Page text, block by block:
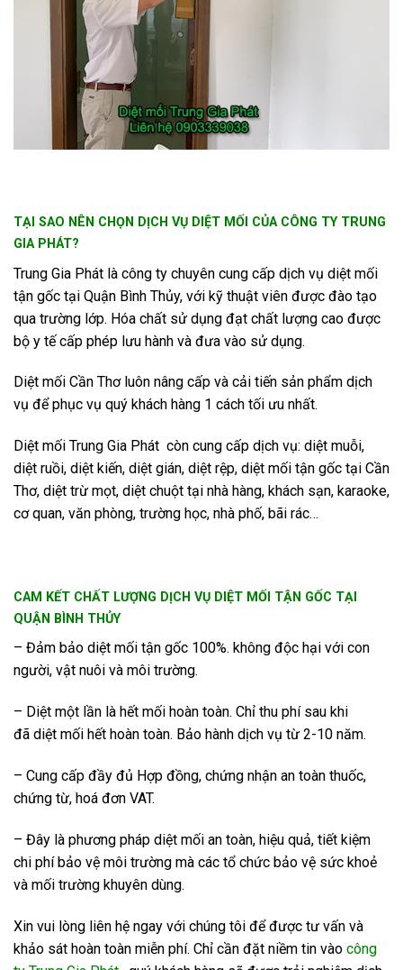
TẠI SAO NÊN CHỌN DỊCH VỤ DIỆT MỐI CỦA CÔNG TY TRUNG
GIA PHÁT?
Trung Gia Phát là công ty chuyên cung cấp dịch vụ diệt mối
tận gốc tại Quận Bình Thủy, với kỹ thuật viên được đào tạo
qua trường lớp. Hóa chất sử dụng đạt chất lượng cao được
bộ y tế cấp phép lưu hành và đưa vào sử dụng.
Diệt mối Cần Thơ luôn nâng cấp và cải tiến sản phẩm dịch
vụ để phục vụ quý khách hàng 1 cách tối ưu nhất.
Diệt mối Trung Gia Phát còn cung cấp dịch vụ: diệt muỗi,
diệt ruồi, diệt kiến, diệt gián, diệt rệp, diệt mối tận gốc tại Cần
Thơ, diệt trừ mọt, diệt chuột tại nhà hàng, khách sạn, karaoke,
cơ quan, văn phòng, trường học, nhà phố, bãi rác…
CAM KẾT CHẤT LƯỢNG DỊCH VỤ DIỆT MỐI TẬN GỐC TẠI
QUẬN BÌNH THỦY
– Đảm bảo diệt mối tận gốc 100%. không độc hại với con
người, vật nuôi và môi trường.
– Diệt một lần là hết mối hoàn toàn. Chỉ thu phí sau khi
đã diệt mối hết hoàn toàn. Bảo hành dịch vụ từ 2-10 năm.
– Cung cấp đầy đủ Hợp đồng, chứng nhận an toàn thuốc,
chứng từ, hoá đơn VAT.
– Đây là phương pháp diệt mối an toàn, hiệu quả, tiết kiệm
chi phí bảo vệ môi trường mà các tổ chức bảo vệ sức khoẻ
và mối trường khuyên dùng.
Xin vui lòng liên hệ ngay với chúng tôi để được tư vấn và
khảo sát hoàn toàn miễn phí. Chỉ cần đặt niềm tin vào công